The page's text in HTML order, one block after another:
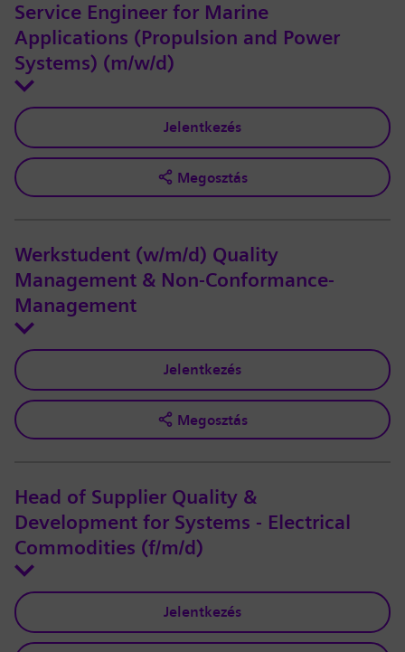
Service Engineer for Marine
Applications (Propulsion and Power
Systems) (m/w/d)
Jelentkezés
Megosztás
Werkstudent (w/m/d) Quality
Management & Non-Conformance-
Management
Jelentkezés
Megosztás
Head of Supplier Quality &
Development for Systems - Electrical
Commodities (f/m/d)
Jelentkezés